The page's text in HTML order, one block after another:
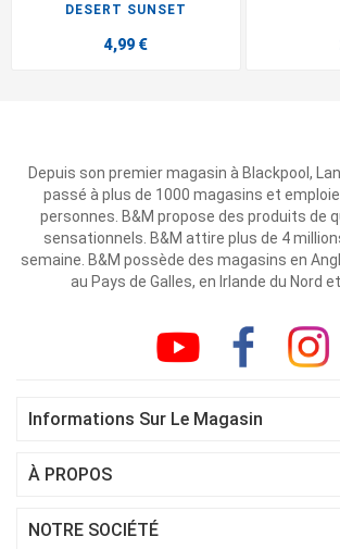
DESERT SUNSET
4,99 €
Depuis son premier magasin à Blackpool,
passé à plus de 1000 magasins et
personnes. B&M propose des produits de
sensationnels. B&M attire plus de 4
semaine. B&M possède des magasins en
au Pays de Galles, en Irlande du Nord
Informations Sur Le Magasin
À PROPOS
NOTRE SOCIÉTÉ